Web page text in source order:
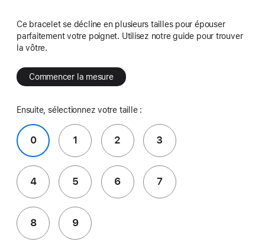
Ce bracelet se décline en plusieurs tailles pour épouser
parfaitement votre poignet. Utilisez notre guide pour trouver
la vôtre.
Commencer la mesure
Ensuite, sélectionnez votre taille :
0 1 2 3
4 5 6 7
8 9